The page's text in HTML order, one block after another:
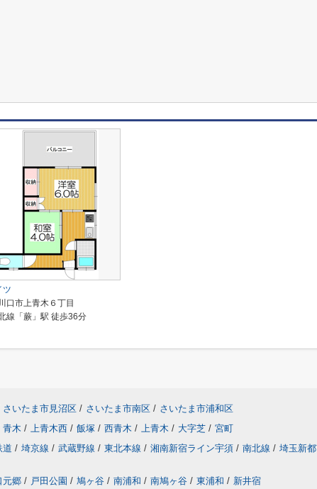
ツ
口市上青木６丁目
線「蕨」駅 徒歩36分
さいたま市見沼区 / さいたま市南区 / さいたま市浦和区
青木 / 上青木西 / 飯塚 / 西青木 / 上青木 / 大字芝 / 宮町
道 / 埼京線 / 武蔵野線 / 東北本線 / 湘南新宿ライン宇須 / 南北線 / 埼玉新
元郷 / 戸田公園 / 鳩ヶ谷 / 南浦和 / 南鳩ヶ谷 / 東浦和 / 新井宿